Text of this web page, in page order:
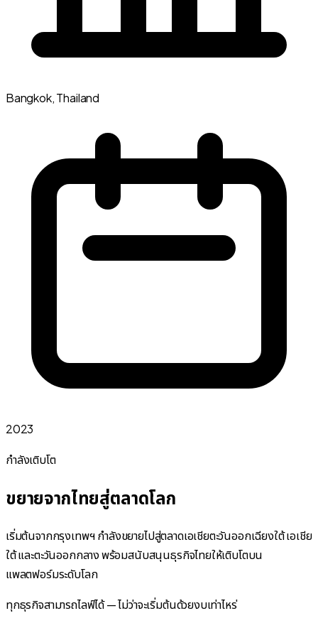
Bangkok, Thailand
2023
กำลังเติบโต
ขยายจากไทยสู่ตลาดโลก
เริ่มต้นจากกรุงเทพฯ กำลังขยายไปสู่ตลาดเอเชียตะวันออกเฉียงใต้ เอเชีย
ใต้ และตะวันออกกลาง พร้อมสนับสนุนธุรกิจไทยให้เติบโตบน
แพลตฟอร์มระดับโลก
ทุกธุรกิจสามารถไลฟ์ได้ — ไม่ว่าจะเริ่มต้นด้วยงบเท่าไหร่